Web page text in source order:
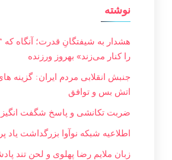
نوشته
هشدار به شیفتگانِ قدرت؛ آنگاه که
را کنار می‌زند» بهروز ورزنده
جنبش انقلابی مردم ایران: گزینه
اتش بس و توافق
ضربت تکانشی و پاسخ شگفت
اطلاعیه شبکه نوآوا بزرگداشت یاد
زبان ملایم‌ رضا پهلوی و لحن تند